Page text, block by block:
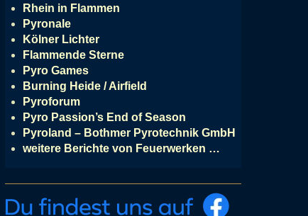
Rhein in Flammen
Pyronale
Kölner Lichter
Flammende Sterne
Pyro Games
Burning Heide / Airfield
Pyroforum
Pyro Passion’s End of Season
Pyroland – Bothmer Pyrotechnik GmbH
weitere Berichte von Feuerwerken …